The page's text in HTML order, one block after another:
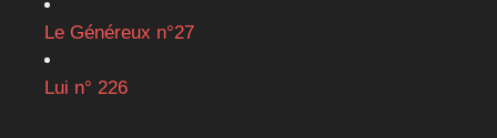
Le Généreux n°27
Lui n° 226